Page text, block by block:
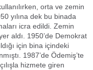
orta ve zemin
yılına dek bu binada
icra edildi. Zemin
aldı. 1950’de Demokrat
için bina içindeki
1987’de Ödemiş’te
hizmete giren